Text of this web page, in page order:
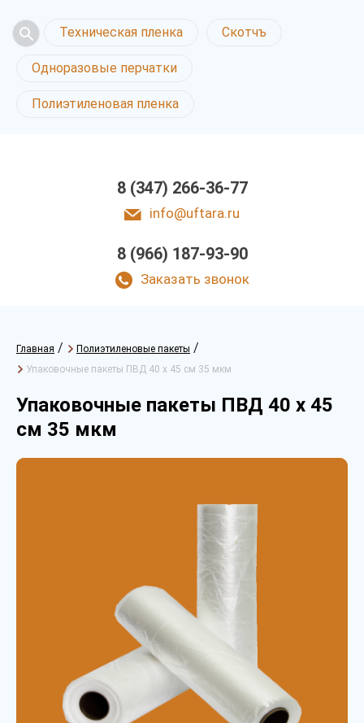
Техническая пленка Скотчъ
Одноразовые перчатки
Полиэтиленовая пленка
8 (347) 266-36-77
info@uftara.ru
8 (966) 187-93-90
Заказать звонок
Главная / Полиэтиленовые пакеты /
Упаковочные пакеты ПВД 40 х 45 см 35 мкм
Упаковочные пакеты ПВД 40 х 45
см 35 мкм